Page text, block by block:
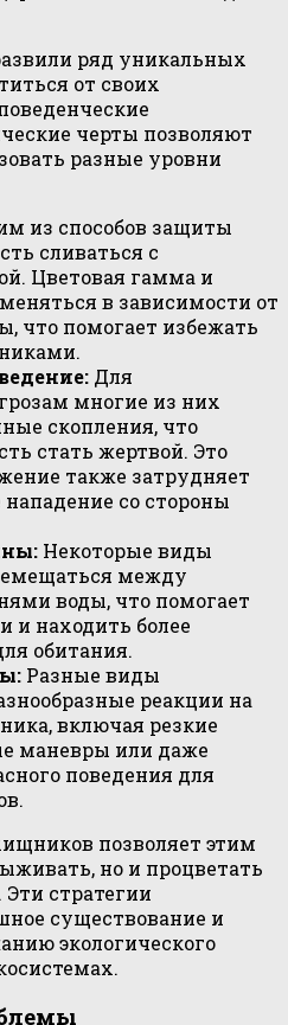
ряд уникальных
от своих
черты позволяют
разные уровни
из способов защиты
сливаться с
Цветовая гамма и
в зависимости от
что помогает избежать
Для
многие из них
скопления, что
стать жертвой. Это
также затрудняет
со стороны
Некоторые виды
между
воды, что помогает
и находить более
обитания.
Разные виды
реакции на
включая резкие
маневры или даже
поведения для
позволяет этим
но и процветать
стратегии
существование и
экологического